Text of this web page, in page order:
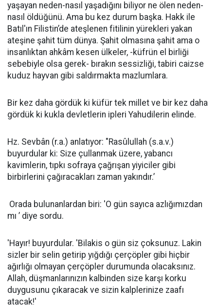
yaşayan neden-nasıl yaşadığını biliyor ne ölen neden-
nasıl öldüğünü. Ama bu kez durum başka. Hakk ile
Batıl'ın Filistin’de ateşlenen fitilinin yürekleri yakan
ateşine şahit tüm dünya. Şahit olmasına şahit ama o
insanlıktan ahkâm kesen ülkeler, -küfrün el birliği
sebebiyle olsa gerek- bırakın sessizliği, tabiri caizse
kuduz hayvan gibi saldırmakta mazlumlara.
Bir kez daha gördük ki küfür tek millet ve bir kez daha
gördük ki kukla devletlerin ipleri Yahudilerin elinde.
Hz. Sevbân (r.a.) anlatıyor: "Rasûlullah (s.a.v.)
buyurdular ki: Size çullanmak üzere, yabancı
kavimlerin, tıpkı sofraya çağrışan yiyiciler gibi
birbirlerini çağıracakları zaman yakındır.’
Orada bulunanlardan biri: 'O gün sayıca azlığımızdan
mı ’ diye sordu.
'Hayır! buyurdular. 'Bilakis o gün siz çoksunuz. Lakin
sizler bir selin getirip yığdığı çerçöpler gibi hiçbir
ağırlığı olmayan çerçöpler durumunda olacaksınız.
Allah, düşmanlarınızın kalbinden size karşı korku
duygusunu çıkaracak ve sizin kalplerinize zaafı
atacak!'